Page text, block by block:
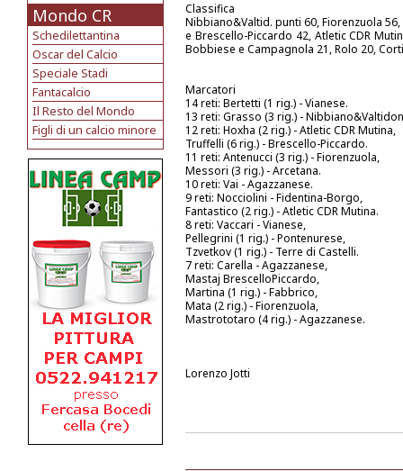
Mondo CR
Schedilettantina
Oscar del Calcio
Speciale Stadi
Fantacalcio
Il Resto del Mondo
Figli di un calcio minore
Classifica
Nibbiano&Valtid. punti 60, Fiorenzuola
e Brescello-Piccardo 42, Atletic CDR
Bobbiese e Campagnola 21, Rolo 20,
Marcatori
14 reti: Bertetti (1 rig.) - Vianese.
13 reti: Grasso (3 rig.) -
12 reti: Hoxha (2 rig.) - Atletic CDR Mutina,
Truffelli (6 rig.) - Brescello-Piccardo.
11 reti: Antenucci (3 rig.) - Fiorenzuola,
Messori (3 rig.) - Arcetana.
10 reti: Vai - Agazzanese.
9 reti: Nocciolini - Fidentina-Borgo,
Fantastico (2 rig.) - Atletic CDR Mutina.
8 reti: Vaccari - Vianese,
Pellegrini (1 rig.) - Pontenurese,
Tzvetkov (1 rig.) - Terre di Castelli.
7 reti: Carella - Agazzanese,
Mastaj BrescelloPiccardo,
Martina (1 rig.) - Fabbrico,
Mata (2 rig.) - Fiorenzuola,
Mastrototaro (4 rig.) - Agazzanese.
Lorenzo Jotti